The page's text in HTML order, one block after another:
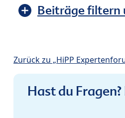
Beiträge filtern
Zurück zu „HiPP
Hast du